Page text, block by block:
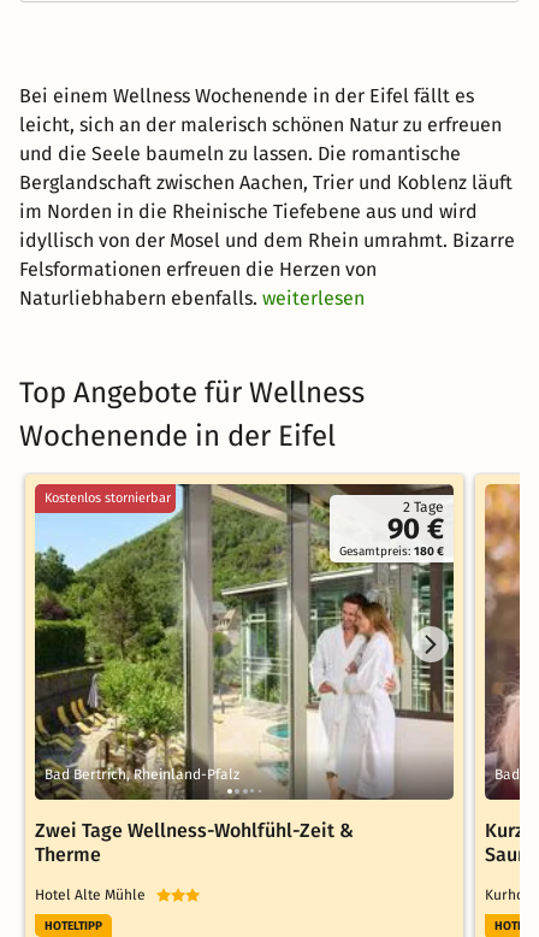
Bei einem Wellness Wochenende in der Eifel fällt es
leicht, sich an der malerisch schönen Natur zu erfreuen
und die Seele baumeln zu lassen. Die romantische
Berglandschaft zwischen Aachen, Trier und Koblenz läuft
im Norden in die Rheinische Tiefebene aus und wird
idyllisch von der Mosel und dem Rhein umrahmt. Bizarre
Felsformationen erfreuen die Herzen von
Naturliebhabern ebenfalls. weiterlesen
Top Angebote für Wellness
Wochenende in der Eifel
2 Tage
90 €
Gesamtpreis:180 €
Kostenlos stornierbar
Bad Bertrich, Rheinland-Pfalz
Zwei Tage Wellness-Wohlfühl-Zeit &
Therme
Hotel Alte Mühle
HOTELTIPP
Bad